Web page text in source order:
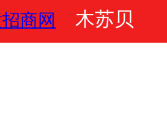
木苏贝